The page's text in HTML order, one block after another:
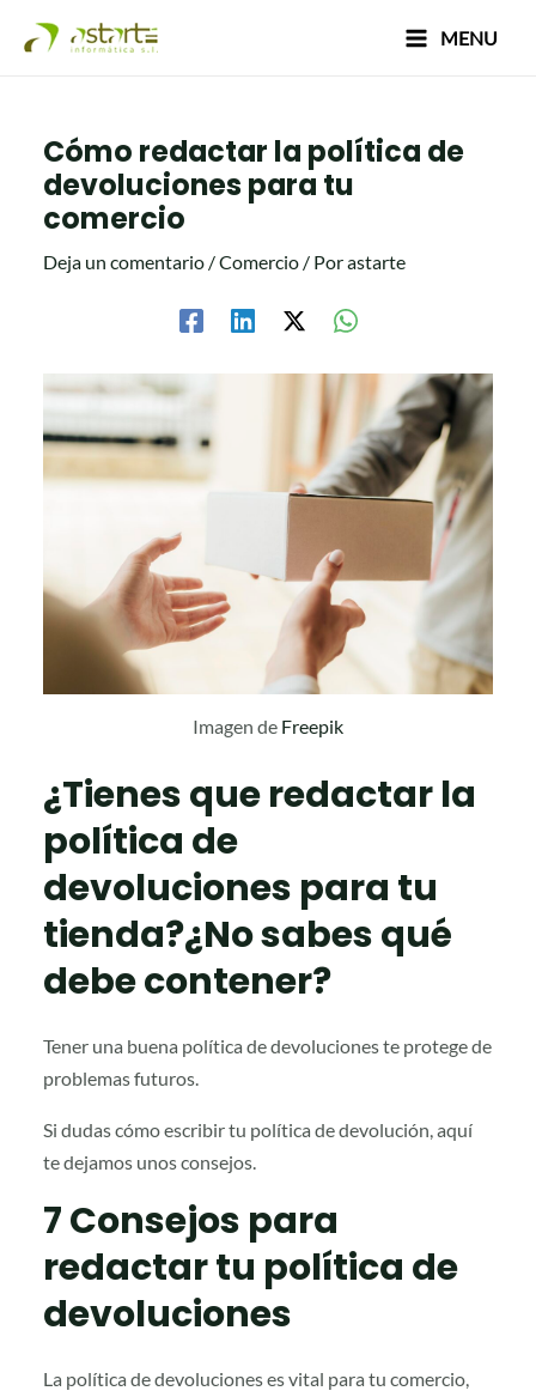
MainMENU
Cómo redactar la política de
devoluciones para tu
comercio
Deja un comentario /Comercio / Porastarte
Imagen de Freepik
¿Tienes que redactar la
política de
devoluciones para tu
tienda?¿No sabes qué
debe contener?
Tener una buena política de devoluciones te protege de
problemas futuros.
Si dudas cómo escribir tu política de devolución, aquí
te dejamos unos consejos.
7 Consejos para
redactar tu política de
devoluciones
La política de devoluciones es vital para tu comercio,
de